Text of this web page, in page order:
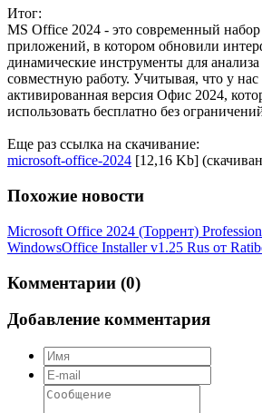
Итог:
MS Office 2024 - это современный
приложений, в котором обновили
динамические инструменты для
совместную работу. Учитывая, что у
активированная версия Офис 2024,
использовать бесплатно без
Еще раз ссылка на скачивание:
microsoft-office-2024 [12,16 Kb]
Похожие новости
Microsoft Office 2024 (Торрент)
WindowsOffice Installer v1.25 Rus от
Комментарии (0)
Добавление комментария